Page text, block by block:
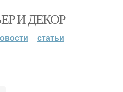
И ДЕКОР
статьи